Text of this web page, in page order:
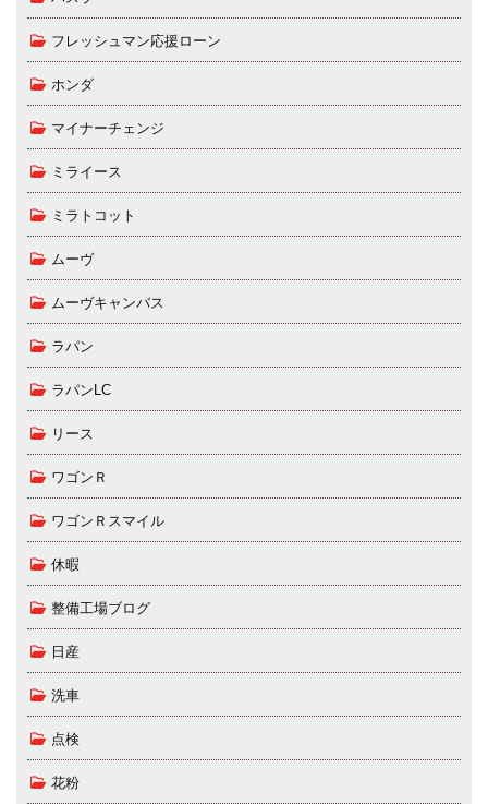
フレッシュマン応援ローン
ホンダ
マイナーチェンジ
ミライース
ミラトコット
ムーヴ
ムーヴキャンバス
ラパン
ラパンLC
リース
ワゴンＲ
ワゴンＲスマイル
休暇
整備工場ブログ
日産
洗車
点検
花粉